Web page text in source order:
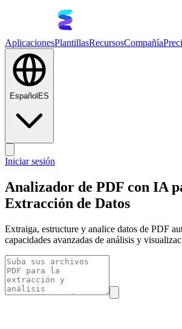
AplicacionesPlantillasRecursosCompañía
Español ES
Iniciar sesión
Analizador de PDF con IA
Extracción de Datos
Extraiga, estructure y analice datos de PDF
capacidades avanzadas de análisis y